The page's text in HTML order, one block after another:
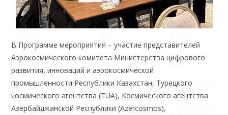
В Программе мероприятия – участие представителей
Аэрокосмического комитета Министерства цифрового
развития, инноваций и аэрокосмической
промышленности Республики Казахстан, Турецкого
космического агентства (TUA), Космического агентства
Азербайджанской Республики (Azercosmos),